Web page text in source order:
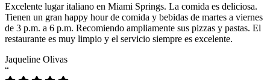
Excelente lugar italiano en Miami Springs. La comida es deliciosa.
Tienen un gran happy hour de comida y bebidas de martes a viernes
de 3 p.m. a 6 p.m. Recomiendo ampliamente sus pizzas y pastas. El
restaurante es muy limpio y el servicio siempre es excelente.
Jaqueline Olivas
“